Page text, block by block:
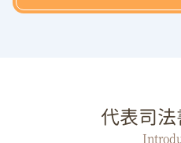
代表司